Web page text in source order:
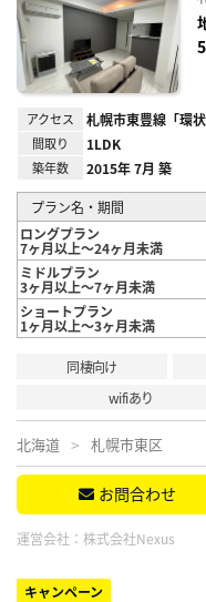
アクセス 札幌市東豊線「環
間取り 1LDK
築年数 2015年 7月 築
プラン名・期間
ロングプラン
7ヶ月以上～24ヶ月未満
ミドルプラン
3ヶ月以上～7ヶ月未満
ショートプラン
1ヶ月以上～3ヶ月未満
同棲向け
wifiあり
北海道 札幌市東区
お問合わせ
運営会社： 株式会社Nexus
キャンペーン